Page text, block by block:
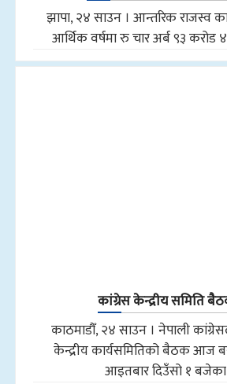
झापा, २४ साउन । आन्तरिक राजस्व
आर्थिक वर्षमा रु चार अर्ब ९३
कांग्रेस केन्द्रीय समिति
काठमाडौँ, २४ साउन । नेपाली
केन्द्रीय कार्यसमितिको बैठक आज
आइतबार दिउँसो १